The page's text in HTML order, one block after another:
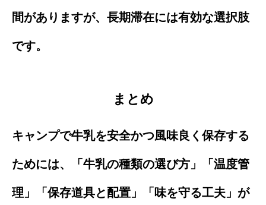
間がありますが、長期滞在には有効な選択肢
です。
まとめ
キャンプで牛乳を安全かつ風味良く保存する
ためには、「牛乳の種類の選び方」「温度管
理」「保存道具と配置」「味を守る工夫」が